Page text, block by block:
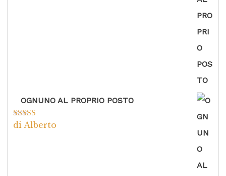
OGNUNO AL PROPRIO POSTO
Valutato5su
di Alberto